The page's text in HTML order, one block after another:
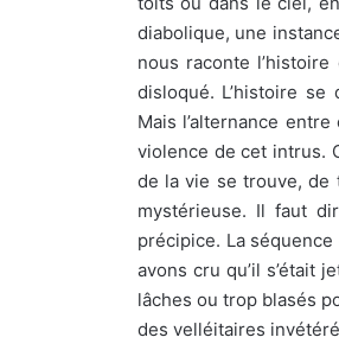
diabolique, une
nous raconte
disloqué. L’histoire
Mais l’alternance
violence de cet intrus.
de la vie se trouve, de
mystérieuse. Il faut
précipice. La
avons cru qu’il s’était
lâches ou trop blasés
des velléitaires